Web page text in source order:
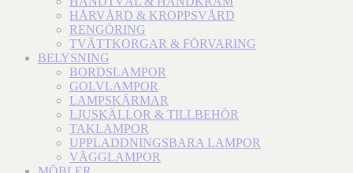
HÅRVÅRD & KROPPSVÅRD
RENGÖRING
TVÄTTKORGAR & FÖRVARING
BELYSNING
BORDSLAMPOR
GOLVLAMPOR
LAMPSKÄRMAR
LJUSKÄLLOR & TILLBEHÖR
TAKLAMPOR
UPPLADDNINGSBARA LAMPOR
VÄGGLAMPOR